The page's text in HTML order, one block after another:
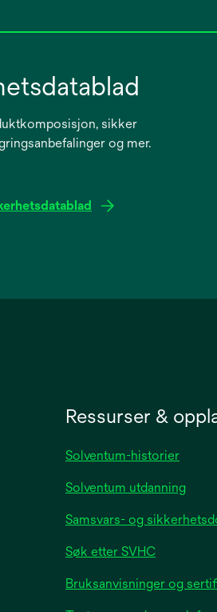
sikker
og mer.
Ressurser &
Solventum-historier
Solventum utdanning
Samsvars- og
Søk etter SVHC
Bruksanvisninger og